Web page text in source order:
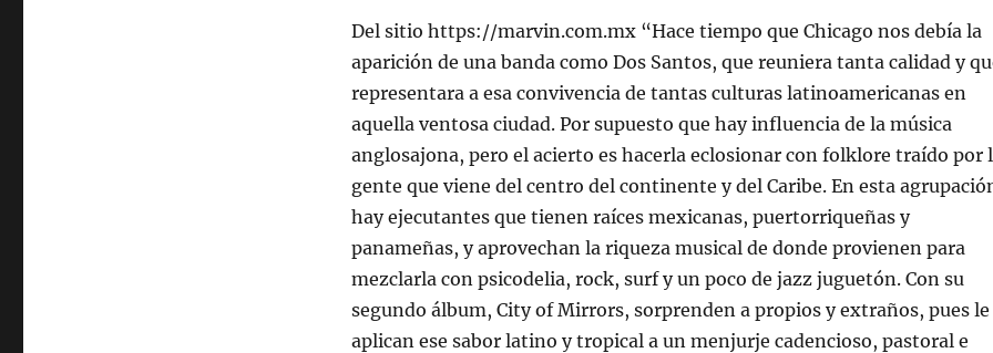
Del sitio https://marvin.com.mx “Hace tiempo que Chicago nos debía la
aparición de una banda como Dos Santos, que reuniera tanta calidad y
representara a esa convivencia de tantas culturas latinoamericanas en
aquella ventosa ciudad. Por supuesto que hay influencia de la música
anglosajona, pero el acierto es hacerla eclosionar con folklore traído por
gente que viene del centro del continente y del Caribe. En esta
hay ejecutantes que tienen raíces mexicanas, puertorriqueñas y
panameñas, y aprovechan la riqueza musical de donde provienen para
mezclarla con psicodelia, rock, surf y un poco de jazz juguetón. Con su
segundo álbum, City of Mirrors, sorprenden a propios y extraños, pues le
aplican ese sabor latino y tropical a un menjurje cadencioso, pastoral e